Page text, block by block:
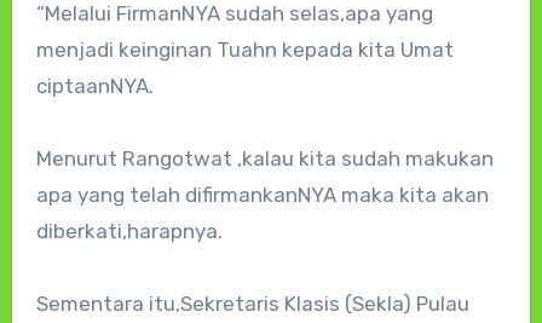
“Melalui FirmanNYA sudah selas,apa yang
menjadi keinginan Tuahn kepada kita Umat
ciptaanNYA.
Menurut Rangotwat ,kalau kita sudah makukan
apa yang telah difirmankanNYA maka kita akan
diberkati,harapnya.
Sementara itu,Sekretaris Klasis (Sekla) Pulau